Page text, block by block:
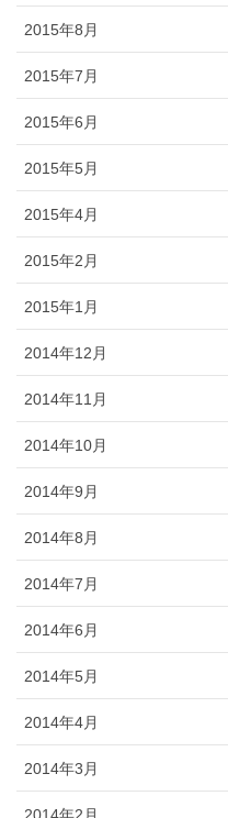
2015年8月
2015年7月
2015年6月
2015年5月
2015年4月
2015年2月
2015年1月
2014年12月
2014年11月
2014年10月
2014年9月
2014年8月
2014年7月
2014年6月
2014年5月
2014年4月
2014年3月